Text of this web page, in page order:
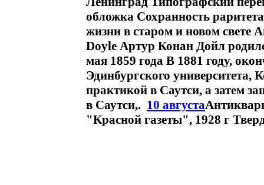
обложка Сохранность
жизни в старом и новом
Doyle Артур Конан Дойл
мая 1859 года В 1881 году,
Эдинбургского университета,
практикой в Саутси, а затем
в Саутси,. 10 августа
"Красной газеты", 1928 г